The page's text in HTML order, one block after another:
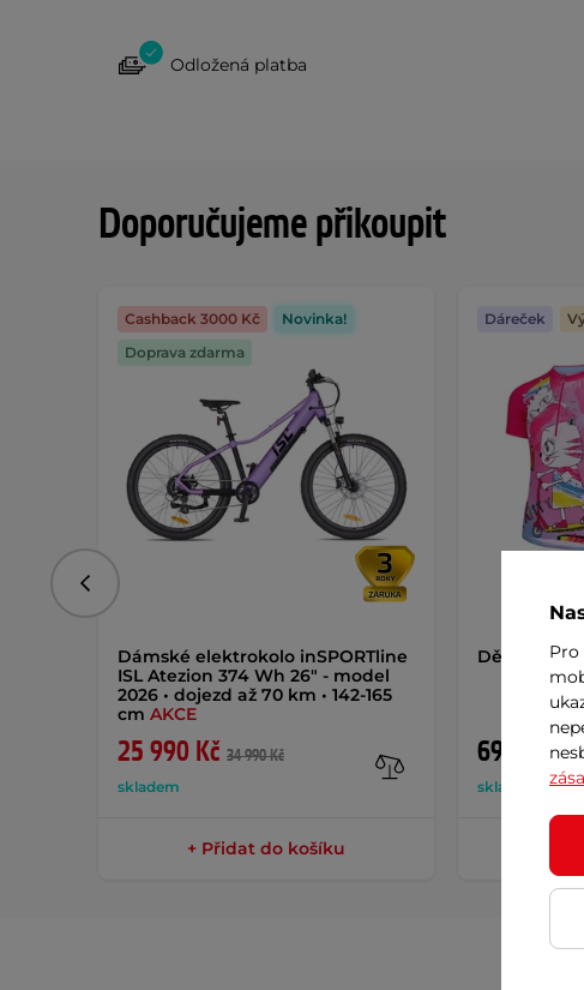
Odložená platba
Doporučujeme přikoupit
Dámské elektrokolo inSPORTline
ISL Atezion 374 Wh 26" - model
2026 • dojezd až 70 km • 142-165
cm AKCE
25 990 Kč 34 990 Kč
skladem
Cashback 3000 Kč
Novinka!
Doprava zdarma
+ Přidat do košíku
Dětský
699 Kč
skladem
Dáreček
Předchozí
Pro